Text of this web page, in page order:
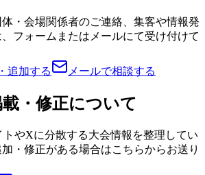
・会場関係者のご連絡、集客や情報発
フォームまたはメールにて受け付けて
追加する
メールで相談する
・修正について
やXに分散する大会情報を整理してい
・修正がある場合はこちらからお送り